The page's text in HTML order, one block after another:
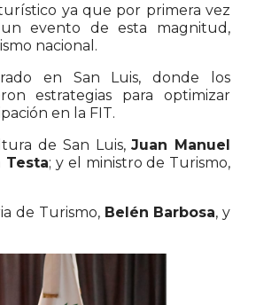
ya que por primera vez
un evento de esta magnitud,
nacional.
en San Luis, donde los
estrategias para optimizar
en la FIT.
de San Luis,Juan Manuel
Testa; y el ministro de Turismo,
de Turismo, Belén Barbosa, y